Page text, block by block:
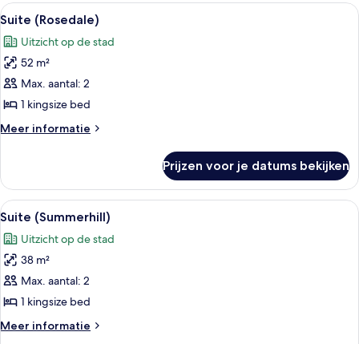
queensize
bedden
Alle
foto's
voor
Suite
(Rosedale)
laden
Een hotelkamer met een bed, een
5
Suite (Rosedale)
Uitzicht op de stad
52 m²
Max. aantal: 2
1 kingsize bed
Meer informatie
Meer
(Rosedale)
Prijzen voor je datums bekijken
Alle
foto's
voor
Suite
(Summerhill)
laden
Een hotelkamer met een groot bed,
4
Suite (Summerhill)
Uitzicht op de stad
38 m²
Max. aantal: 2
1 kingsize bed
Meer informatie
Meer